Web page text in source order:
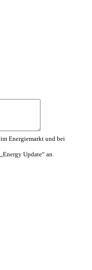
Energiemarkt und bei
Update“ an.